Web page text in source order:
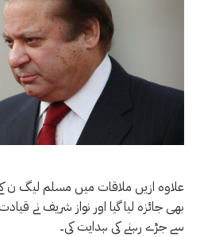
علاوہ ازیں ملاقات میں مسلم لیگ ن کے
بھی جائزہ لیا گیا اور نواز شریف نے
سے جڑے رہنے کی ہدایت کی۔